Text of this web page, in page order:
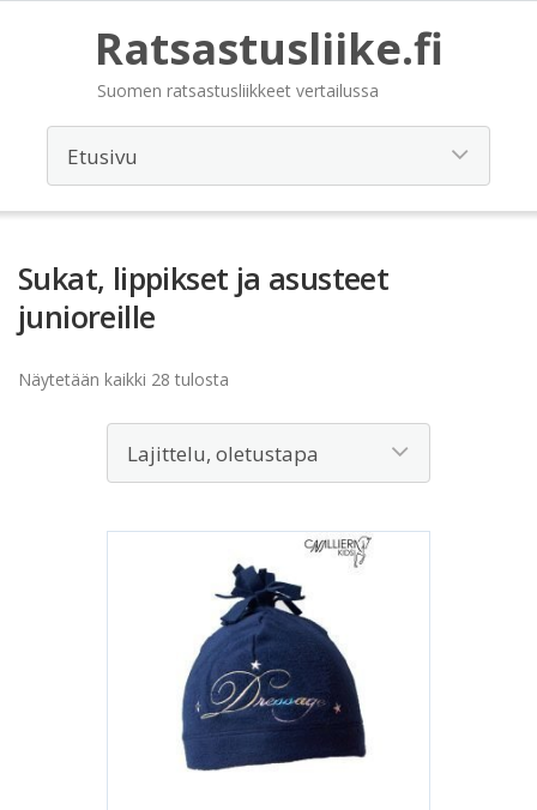
Ratsastusliike.fi
Suomen ratsastusliikkeet vertailussa
Sukat, lippikset ja asusteet
junioreille
Näytetään kaikki 28 tulosta